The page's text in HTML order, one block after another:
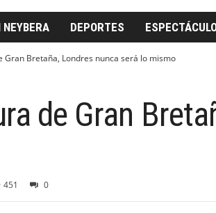
DEPORTES
Gran Bretaña, Londres nunca será lo mismo
de Gran
451 0